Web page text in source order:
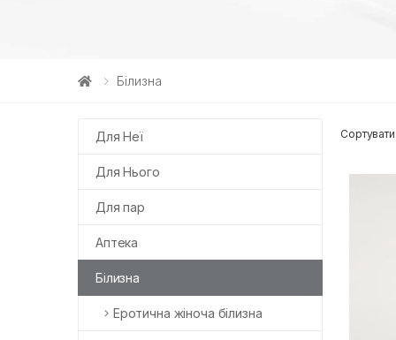
Білизна
Для Неї
Для Нього
Для пар
Аптека
Білизна
Еротична жіноча білизна
Сортувати: